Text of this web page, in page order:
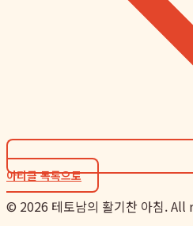
아티클 목록으로
© 2026 테토남의 활기찬 아침.